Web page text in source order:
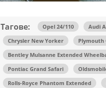
Тагове: Opel 24/110 Audi
Chrysler New Yorker
Plymouth
Bentley Mulsanne Extended
Pontiac Grand Safari
Rolls-Royce Phantom Extended